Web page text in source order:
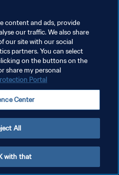
content and ads, provide
our traffic. We also share
our site with our social
partners. You can select
on the buttons on the
share my personal
Portal
Center
All
with that